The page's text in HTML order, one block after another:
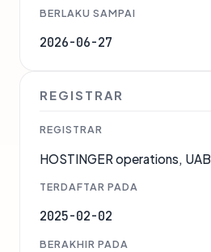
BERLAKU SAMPAI
2026-06-27
REGISTRAR
REGISTRAR
HOSTINGER operations, UAB
TERDAFTAR PADA
2025-02-02
BERAKHIR PADA